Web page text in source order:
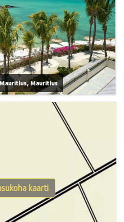
Mauritius
kaarti